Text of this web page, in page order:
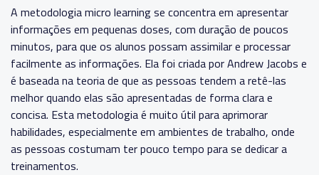
A metodologia micro learning se concentra em apresentar
informações em pequenas doses, com duração de poucos
minutos, para que os alunos possam assimilar e processar
facilmente as informações. Ela foi criada por Andrew Jacobs e
é baseada na teoria de que as pessoas tendem a retê-las
melhor quando elas são apresentadas de forma clara e
concisa. Esta metodologia é muito útil para aprimorar
habilidades, especialmente em ambientes de trabalho, onde
as pessoas costumam ter pouco tempo para se dedicar a
treinamentos.